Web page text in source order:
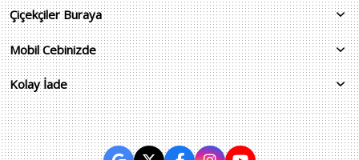
Çiçekçiler Buraya
Mobil Cebinizde
Kolay İade